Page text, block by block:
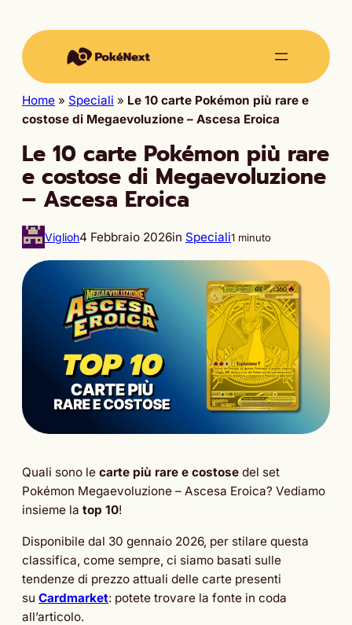
Home » Speciali » Le 10 carte Pokémon più rare e
costose di Megaevoluzione – Ascesa Eroica
Le 10 carte Pokémon più rare
e costose di Megaevoluzione
– Ascesa Eroica
Viglioh4 Febbraio 2026in Speciali1 minuto
Quali sono le carte più rare e costose del set
Pokémon Megaevoluzione – Ascesa Eroica? Vediamo
insieme la top 10!
Disponibile dal 30 gennaio 2026, per stilare questa
classifica, come sempre, ci siamo basati sulle
tendenze di prezzo attuali delle carte presenti
su Cardmarket: potete trovare la fonte in coda
all’articolo.